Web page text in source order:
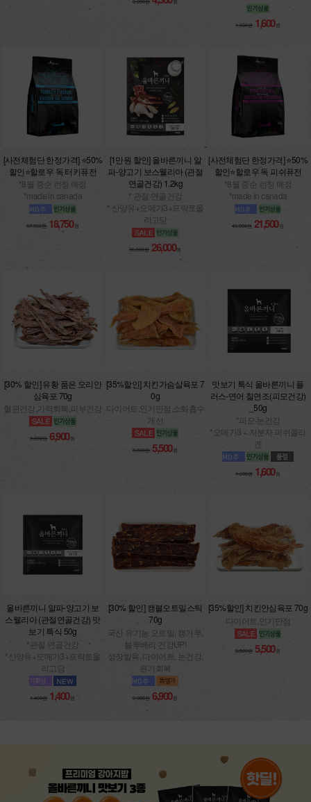
6,200원 원
1,600원 1,600 원
[사전체험단 한정가격] ⭐50%
할인⭐할로우 독 터키퓨전
*8월 중순 런칭 예정
*made in canada
37,500원 18,750원
[1만원 할인] 올바른끼니 알
파-양고기 보스웰리아 (관절
연골건강) 1.2kg
* 관절·연골건강
* 산양유+오메가3+프락토올
리고당
36,000원 26,000원
[사전체험단 한정가격] ⭐50%
할인⭐할로우 독 피쉬퓨전
*8월 중순 런칭 예정
*made in canada
43,000원 21,500 원
[30% 할인] 유황 품은 오리안
심육포 70g
혈관건강,기력회복,피부건강
9,800원 6,900 원
[35%할인] 치킨가슴살육포 7
0g
다이어트,인기만점,소화흡수
개선
8,500원 5,500 원
맛보기 특식 올바른끼니 플
러스-연어 칠면조(피모건강)
_50g
*피모·눈건강
*오메가3 + 저분자 피쉬콜라
겐
1,600원 1,600 원
올바른끼니 알파-양고기 보
스웰리아 (관절연골건강) 맛
보기 특식 50g
*관절·연골건강
*산양유+오메가3+프락토올
리고당
1,400원 1,400 원
[30% 할인] 캥블오트밀스틱
70g
국산 유기농 오트밀, 캥거루,
블루베리 건강UP!
성장발육, 다이어트, 눈건강,
원기회복
9,900원 6,900 원
[35%할인] 치킨안심육포 70g
다이어트,인기만점
8,500원 5,500 원